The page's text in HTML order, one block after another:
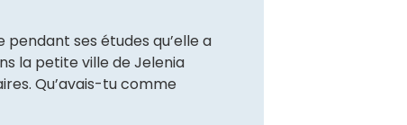
pendant ses études qu’elle a
la petite ville de Jelenia
Qu’avais-tu comme